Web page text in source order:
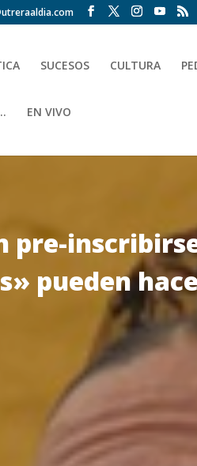
SUCESOS CULTURA
EN VIVO
pre-
pueden